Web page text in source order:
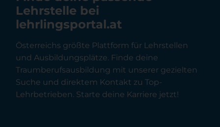
Lehrstelle bei
lehrlingsportal.at
Österreichs größte Plattform für Lehrstellen
und Ausbildungsplätze. Finde deine
Traumberufsausbildung mit unserer gezielten
Suche und direktem Kontakt zu Top-
Lehrbetrieben. Starte deine Karriere jetzt!